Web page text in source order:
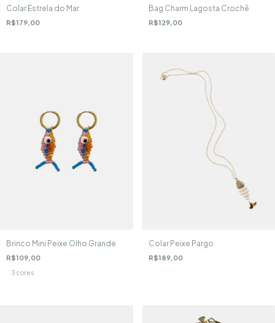
Colar Estrela do Mar
R$179,00
Bag Charm Lagosta Crochê
R$129,00
Brinco Mini Peixe Olho Grande
R$109,00
3 cores
Colar Peixe Pargo
R$189,00